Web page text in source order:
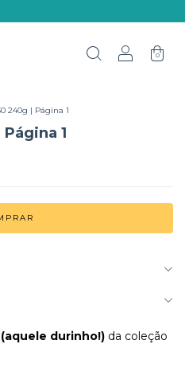
0
240g | Página 1
1
durinho!) da coleção